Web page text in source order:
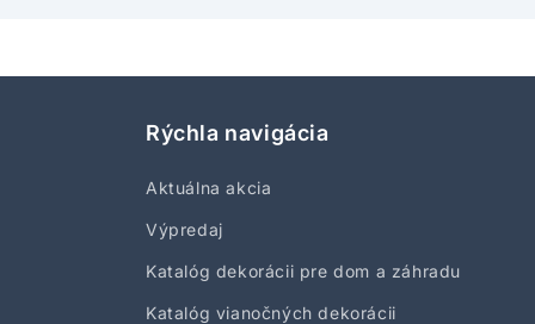
Rýchla navigácia
Aktuálna akcia
Výpredaj
Katalóg dekorácii pre dom a záhradu
Katalóg vianočných dekorácii